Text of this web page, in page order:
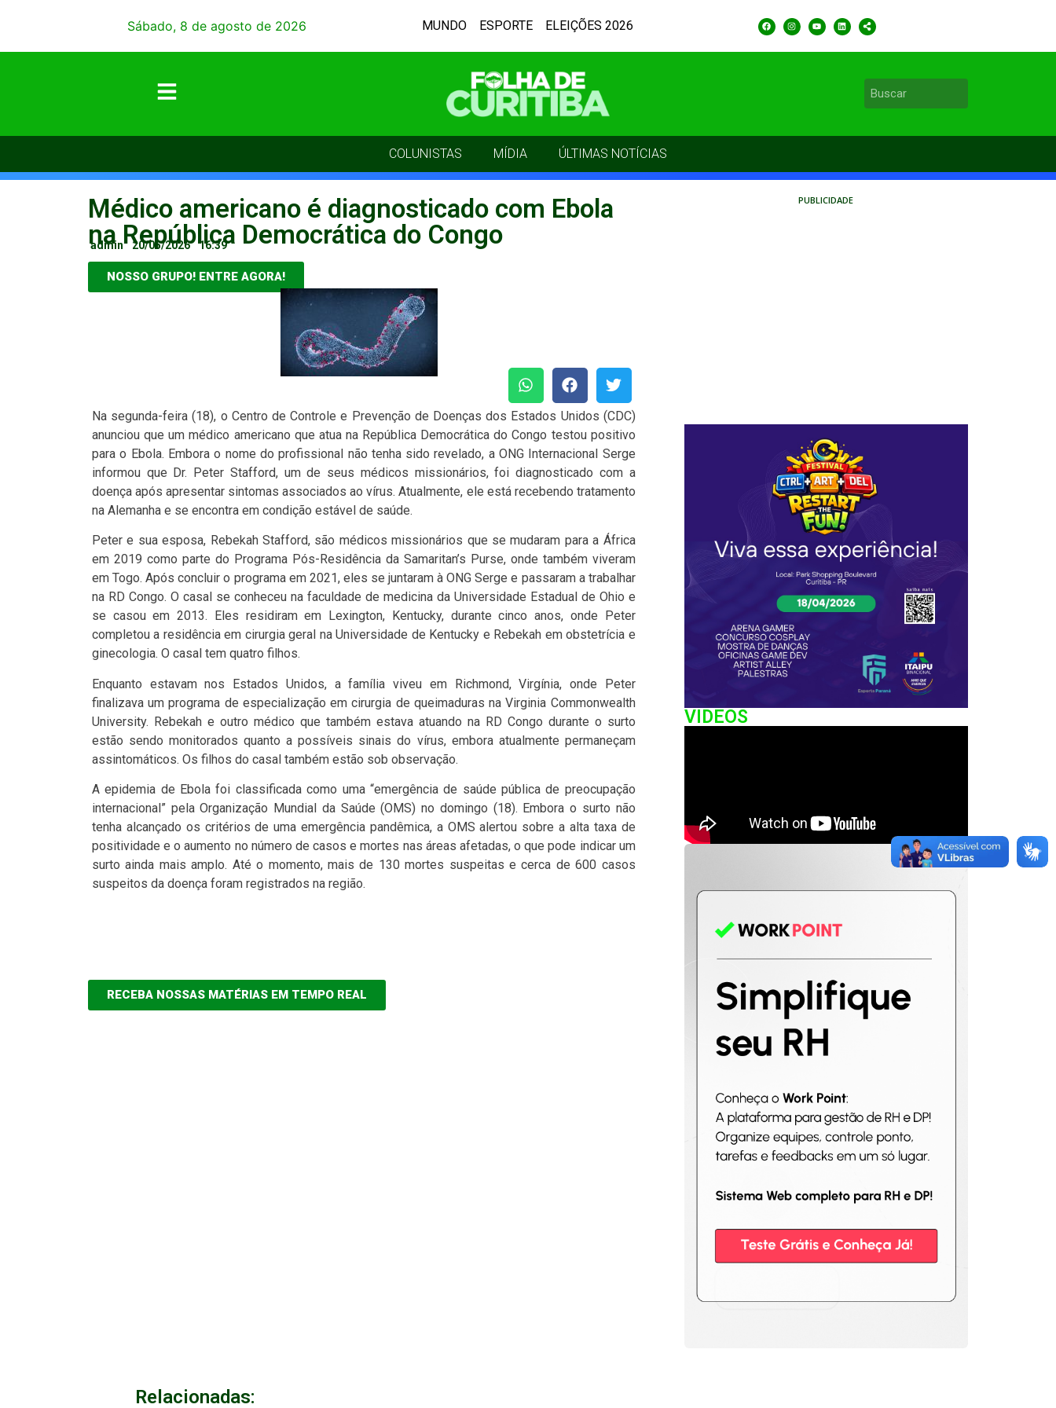
Sábado, 8 de agosto de 2026 MUNDO ESPORTE ELEIÇÕES 2026
COLUNISTAS MÍDIA ÚLTIMAS NOTÍCIAS
Médico americano é diagnosticado com Ebola
na República Democrática do Congo
admin 20/05/2026 16:39
NOSSO GRUPO! ENTRE AGORA!
Na segunda-feira (18), o Centro de Controle e Prevenção de Doenças dos Estados Unidos (CDC)
anunciou que um médico americano que atua na República Democrática do Congo testou positivo
para o Ebola. Embora o nome do profissional não tenha sido revelado, a ONG Internacional Serge
informou que Dr. Peter Stafford, um de seus médicos missionários, foi diagnosticado com a
doença após apresentar sintomas associados ao vírus. Atualmente, ele está recebendo tratamento
na Alemanha e se encontra em condição estável de saúde.
Peter e sua esposa, Rebekah Stafford, são médicos missionários que se mudaram para a África
em 2019 como parte do Programa Pós-Residência da Samaritan’s Purse, onde também viveram
em Togo. Após concluir o programa em 2021, eles se juntaram à ONG Serge e passaram a trabalhar
na RD Congo. O casal se conheceu na faculdade de medicina da Universidade Estadual de Ohio e
se casou em 2013. Eles residiram em Lexington, Kentucky, durante cinco anos, onde Peter
completou a residência em cirurgia geral na Universidade de Kentucky e Rebekah em obstetrícia e
ginecologia. O casal tem quatro filhos.
Enquanto estavam nos Estados Unidos, a família viveu em Richmond, Virgínia, onde Peter
finalizava um programa de especialização em cirurgia de queimaduras na Virginia Commonwealth
University. Rebekah e outro médico que também estava atuando na RD Congo durante o surto
estão sendo monitorados quanto a possíveis sinais do vírus, embora atualmente permaneçam
assintomáticos. Os filhos do casal também estão sob observação.
A epidemia de Ebola foi classificada como uma “emergência de saúde pública de preocupação
internacional” pela Organização Mundial da Saúde (OMS) no domingo (18). Embora o surto não
tenha alcançado os critérios de uma emergência pandêmica, a OMS alertou sobre a alta taxa de
positividade e o aumento no número de casos e mortes nas áreas afetadas, o que pode indicar um
surto ainda mais amplo. Até o momento, mais de 130 mortes suspeitas e cerca de 600 casos
suspeitos da doença foram registrados na região.
RECEBA NOSSAS MATÉRIAS EM TEMPO REAL
PUBLICIDADE
VIDEOS
Relacionadas: